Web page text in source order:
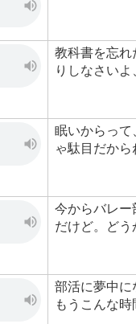
教科書を忘れ
りしなさいよ
眠いからって
ゃ駄目だから
今からバレー
だけど。どう
部活に夢中に
もうこんな